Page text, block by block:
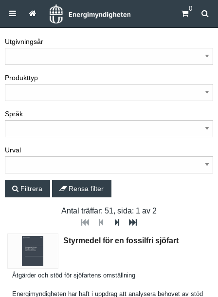
0
Utgivningsår
Produkttyp
Språk
Urval
Filtrera Rensa filter
Antal träffar: 51, sida: 1 av 2
Styrmedel för en fossilfri sjöfart
Åtgärder och stöd för sjöfartens omställnin­g
Energimynd­igheten har haft i uppdrag att analysera behovet av stöd